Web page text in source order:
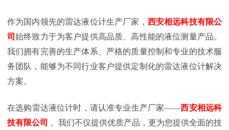
作为国内领先的雷达液位计生产厂家， 西安相远科技有限公
司始终致力于为客户提供高品质、高性能的液位测量产品。
我们拥有完善的生产体系、严格的质量控制和专业的技术服
务团队，能够为不同行业客户提供定制化的雷达液位计解决
方案。
在选购雷达液位计时，请认准专业生产厂家——西安相远科
技有限公司 。我们不仅提供优质产品，更为您提供全面的技